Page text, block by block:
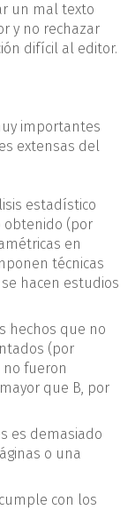
un mal texto
y no rechazar
difícil al editor.
importantes
extensas del
estadístico
(por
en
técnicas
hacen estudios
hechos que no
(por
no fueron
que B, por
es demasiado
o una
con los